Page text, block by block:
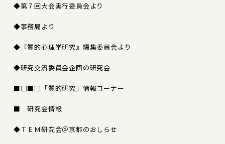
◆第７回大会実行委員会より
◆事務局より
◆『質的心理学研究』編集委員会より
◆研究交流委員会企画の研究会
■□■□「質的研究」情報コーナー
■ 研究会情報
◆ＴＥＭ研究会＠京都のおしらせ